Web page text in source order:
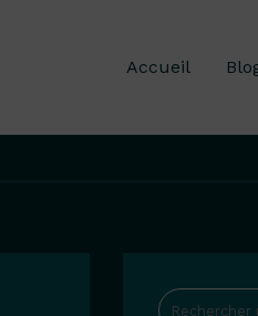
Accueil
Rechercher